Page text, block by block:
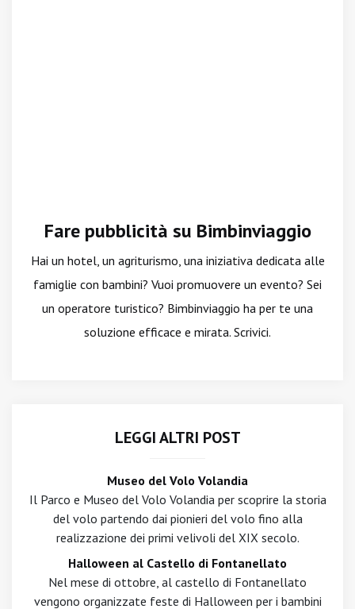
Fare pubblicità su Bimbinviaggio
Hai un hotel, un agriturismo, una iniziativa dedicata alle
famiglie con bambini? Vuoi promuovere un evento? Sei
un operatore turistico? Bimbinviaggio ha per te una
soluzione efficace e mirata. Scrivici.
LEGGI ALTRI POST
Museo del Volo Volandia
Il Parco e Museo del Volo Volandia per scoprire la storia
del volo partendo dai pionieri del volo fino alla
realizzazione dei primi velivoli del XIX secolo.
Halloween al Castello di Fontanellato
Nel mese di ottobre, al castello di Fontanellato
vengono organizzate feste di Halloween per i bambini